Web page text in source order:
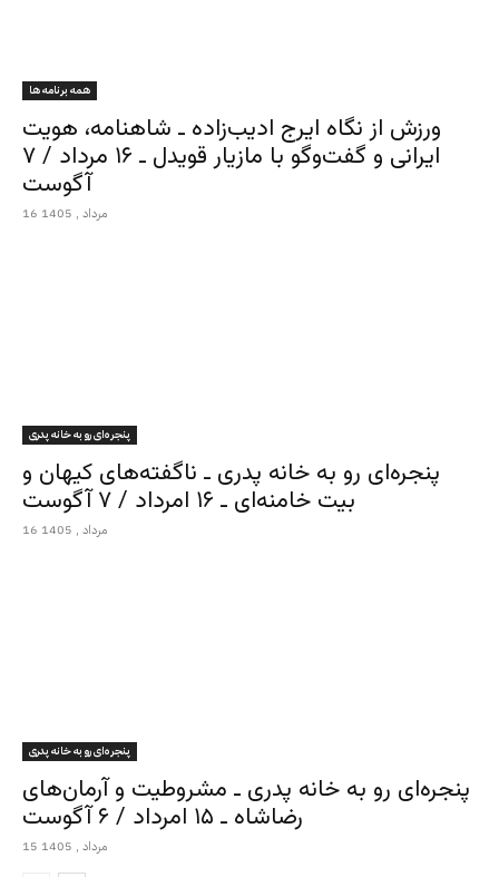
همه برنامه ها
ورزش از نگاه ایرج ادیب‌زاده ـ شاهنامه، هویت
ایرانی و گفت‌وگو با مازیار قویدل ـ ۱۶ مرداد / ۷
آگوست
16 مرداد , 1405
پنجره‌ای رو به خانه پدری
پنجره‌ای رو به خانه پدری ـ ناگفته‌های کیهان و
بیت خامنه‌ای ـ ۱۶ امرداد / ۷ آگوست
16 مرداد , 1405
پنجره‌ای رو به خانه پدری
پنجره‌ای رو به خانه پدری ـ مشروطیت و آرمان‌های
رضاشاه ـ ۱۵ امرداد / ۶ آگوست
15 مرداد , 1405